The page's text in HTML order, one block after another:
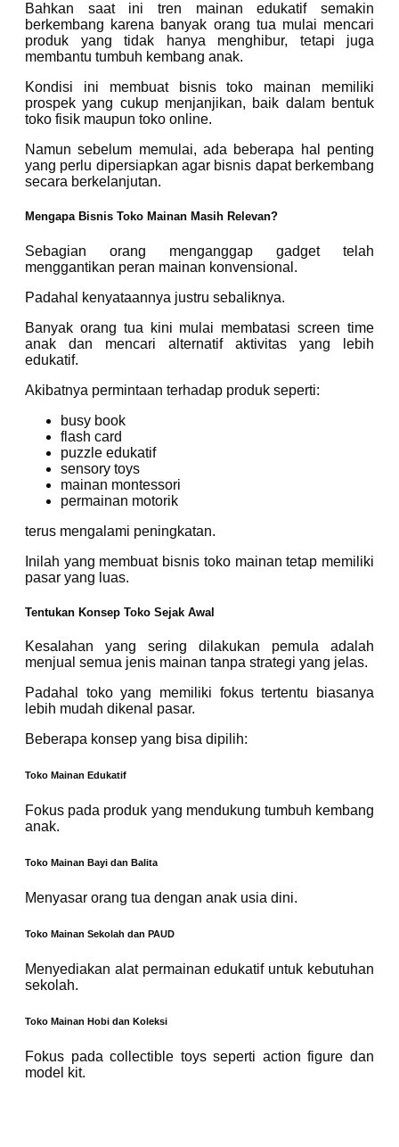
Bahkan saat ini tren mainan edukatif semakin
berkembang karena banyak orang tua mulai mencari
produk yang tidak hanya menghibur, tetapi juga
membantu tumbuh kembang anak.
Kondisi ini membuat bisnis toko mainan memiliki
prospek yang cukup menjanjikan, baik dalam bentuk
toko fisik maupun toko online.
Namun sebelum memulai, ada beberapa hal penting
yang perlu dipersiapkan agar bisnis dapat berkembang
secara berkelanjutan.
Mengapa Bisnis Toko Mainan Masih Relevan?
Sebagian orang menganggap gadget telah
menggantikan peran mainan konvensional.
Padahal kenyataannya justru sebaliknya.
Banyak orang tua kini mulai membatasi screen time
anak dan mencari alternatif aktivitas yang lebih
edukatif.
Akibatnya permintaan terhadap produk seperti:
busy book
flash card
puzzle edukatif
sensory toys
mainan montessori
permainan motorik
terus mengalami peningkatan.
Inilah yang membuat bisnis toko mainan tetap memiliki
pasar yang luas.
Tentukan Konsep Toko Sejak Awal
Kesalahan yang sering dilakukan pemula adalah
menjual semua jenis mainan tanpa strategi yang jelas.
Padahal toko yang memiliki fokus tertentu biasanya
lebih mudah dikenal pasar.
Beberapa konsep yang bisa dipilih:
Toko Mainan Edukatif
Fokus pada produk yang mendukung tumbuh kembang
anak.
Toko Mainan Bayi dan Balita
Menyasar orang tua dengan anak usia dini.
Toko Mainan Sekolah dan PAUD
Menyediakan alat permainan edukatif untuk kebutuhan
sekolah.
Toko Mainan Hobi dan Koleksi
Fokus pada collectible toys seperti action figure dan
model kit.